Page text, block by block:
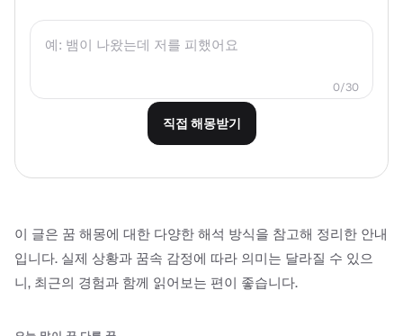
0/30
직접 해몽받기
이 글은 꿈 해몽에 대한 다양한 해석 방식을 참고해 정리한 안내
입니다. 실제 상황과 꿈속 감정에 따라 의미는 달라질 수 있으
니, 최근의 경험과 함께 읽어보는 편이 좋습니다.